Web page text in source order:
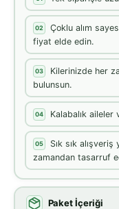
02
Çoklu alım
fiyat elde edin.
03
Kilerinizde her
bulunsun.
04 Kalabalık
05
Sık sık
zamandan tasarruf
Paket İçeriği